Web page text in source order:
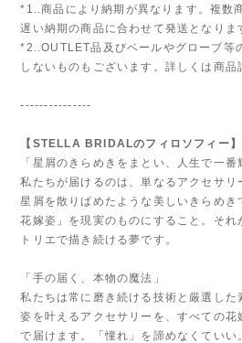
*1..商品により納期が異なります。複数
遅い納期の商品に合わせて発送となりま
*2..OUTLET品及びベールやグローブ等
しないものもございます。詳しくは商品
---------------
【STELLA BRIDALのフィロソフィー】
「星屑のきらめきをまとい、人生で一番
私たちが届けるのは、単なるアクセサリ
星屑を散りばめたような美しいきらめき
花嫁姿」を現実のものにすること。そ
トリエで描き続ける夢です。
「手の届く、本物の魔法」
私たちは常に磨き続ける技術と厳選した
姿を叶えるアクセサリーを、すべての花
で届けます。「憧れ」を諦めなくていい